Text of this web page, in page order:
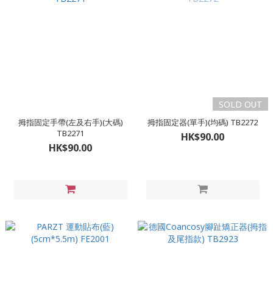
拇指固定手帶(左及右手)(大碼)
TB2271
HK$90.00
SOLD OUT
拇指固定器(單手)(均碼) TB2272
HK$90.00